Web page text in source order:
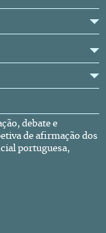
debate e
de afirmação dos
portuguesa,